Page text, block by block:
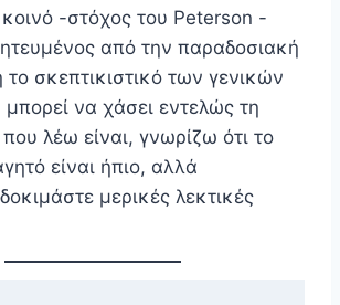
κοινό -στόχος του Peterson -
από την παραδοσιακή
το σκεπτικιστικό των γενικών
να χάσει εντελώς τη
λέω είναι, γνωρίζω ότι το
είναι ήπιο, αλλά
μερικές λεκτικές